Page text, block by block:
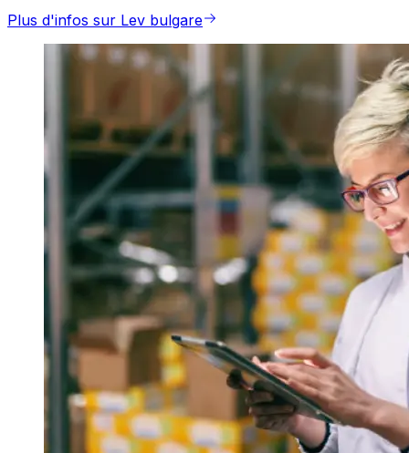
Plus d'infos sur Lev bulgare